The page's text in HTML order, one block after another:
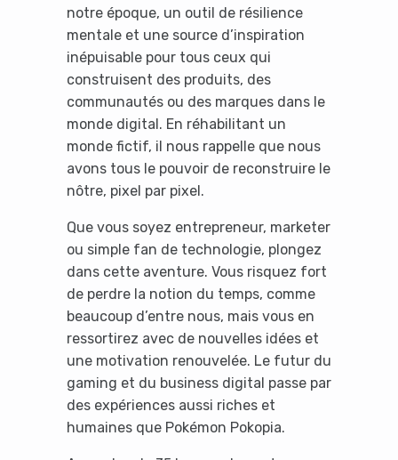
notre époque, un outil de résilience
mentale et une source d’inspiration
inépuisable pour tous ceux qui
construisent des produits, des
communautés ou des marques dans le
monde digital. En réhabilitant un
monde fictif, il nous rappelle que nous
avons tous le pouvoir de reconstruire le
nôtre, pixel par pixel.
Que vous soyez entrepreneur, marketer
ou simple fan de technologie, plongez
dans cette aventure. Vous risquez fort
de perdre la notion du temps, comme
beaucoup d’entre nous, mais vous en
ressortirez avec de nouvelles idées et
une motivation renouvelée. Le futur du
gaming et du business digital passe par
des expériences aussi riches et
humaines que Pokémon Pokopia.